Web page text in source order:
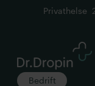
Privathelse
Bedrift